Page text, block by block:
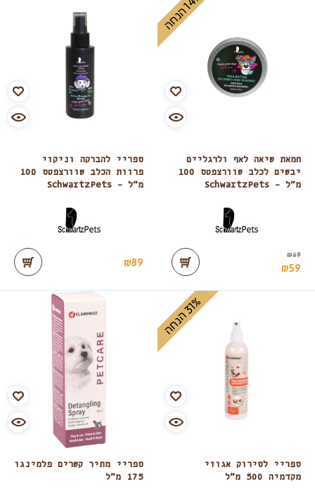
חמאת שיאה לאף ולרגליים
יבשים לכלב שוורצפטס 100
מ”ל – SchwartzPets
₪69
₪59
1
4
ה
נ
ח
ספריי להברקה וניקוי
פרוות הכלב שוורצפטס 100
מ”ל – SchwartzPets
₪89
ספריי לסירוק אגוזי
מקדמיה 500 מ”ל
3
1
%
ה
נ
ח
ה
ספריי מתיר קשרים פלמינגו
175 מ”ל